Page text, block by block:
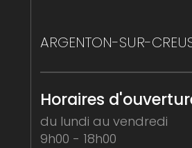
ARGENTON-SUR-
36200 Argenton-sur-
02 54 24 19 50
contact@avelia.org
Horaires
du lundi au vendredi
9h00 - 18h00